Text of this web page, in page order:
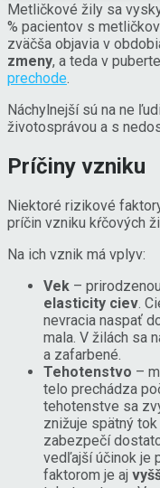
Metličkové žily sa
% pacientov s
zväčša objavia v
zmeny, a teda v
prechode.
Náchylnejší sú na ne
životosprávou a s
Príčiny vzniku
Niektoré rizikové
príčin vzniku kŕčových
Na ich vznik má vplyv:
Vek – prirodzenou
elasticity ciev.
nevracia naspať
mala. V žilách sa
a zafarbené.
Tehotenstvo –
telo prechádza
tehotenstve sa
znižuje spätný
zabezpečí
vedľajší účinok je
faktorom je aj